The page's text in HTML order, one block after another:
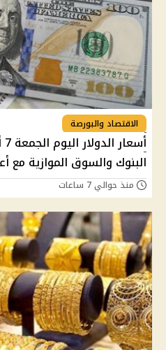
الاقتصاد والبورصة
البنوك والسوق الموازية مع
منذ حوالي 7 ساعات